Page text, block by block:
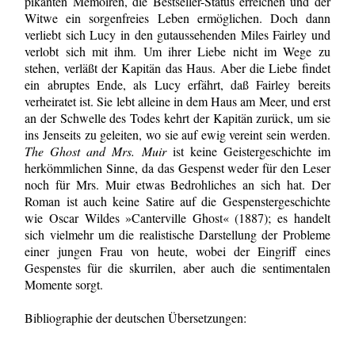
Witwe ein sorgenfreies Leben ermöglichen. Doch dann
verliebt sich Lucy in den gutaussehenden Miles Fairley und
verlobt sich mit ihm. Um ihrer Liebe nicht im Wege zu
stehen, verläßt der Kapitän das Haus. Aber die Liebe findet
ein abruptes Ende, als Lucy erfährt, daß Fairley bereits
verheiratet ist. Sie lebt alleine in dem Haus am Meer, und erst
an der Schwelle des Todes kehrt der Kapitän zurück, um sie
ins Jenseits zu geleiten, wo sie auf ewig vereint sein werden.
The Ghost and Mrs. Muirist keine Geistergeschichte im
herkömmlichen Sinne, da das Gespenst weder für den Leser
noch für Mrs. Muir etwas Bedrohliches an sich hat. Der
Roman ist auch keine Satire auf die Gespenstergeschichte
wie Oscar Wildes »Canterville Ghost« (1887); es handelt
sich vielmehr um die realistische Darstellung der Probleme
einer jungen Frau von heute, wobei der Eingriff eines
Gespenstes für die skurrilen, aber auch die sentimentalen
Momente sorgt.
Bibliographie der deutschen Übersetzungen: